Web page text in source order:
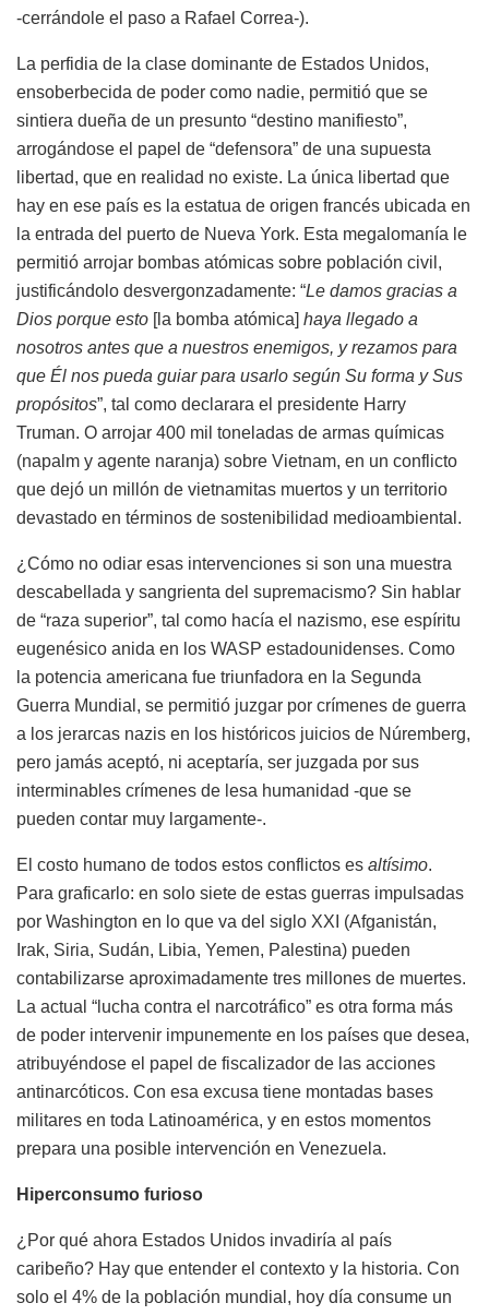
-cerrándole el paso a Rafael Correa-).
La perfidia de la clase dominante de Estados Unidos,
ensoberbecida de poder como nadie, permitió que se
sintiera dueña de un presunto “destino manifiesto”,
arrogándose el papel de “defensora” de una supuesta
libertad, que en realidad no existe. La única libertad que
hay en ese país es la estatua de origen francés ubicada en
la entrada del puerto de Nueva York. Esta megalomanía le
permitió arrojar bombas atómicas sobre población civil,
justificándolo desvergonzadamente: “Le damos gracias a
Dios porque esto [la bomba atómica] haya llegado a
nosotros antes que a nuestros enemigos, y rezamos para
que Él nos pueda guiar para usarlo según Su forma y Sus
propósitos”, tal como declarara el presidente Harry
Truman. O arrojar 400 mil toneladas de armas químicas
(napalm y agente naranja) sobre Vietnam, en un conflicto
que dejó un millón de vietnamitas muertos y un territorio
devastado en términos de sostenibilidad medioambiental.
¿Cómo no odiar esas intervenciones si son una muestra
descabellada y sangrienta del supremacismo? Sin hablar
de “raza superior”, tal como hacía el nazismo, ese espíritu
eugenésico anida en los WASP estadounidenses. Como
la potencia americana fue triunfadora en la Segunda
Guerra Mundial, se permitió juzgar por crímenes de guerra
a los jerarcas nazis en los históricos juicios de Núremberg,
pero jamás aceptó, ni aceptaría, ser juzgada por sus
interminables crímenes de lesa humanidad -que se
pueden contar muy largamente-.
El costo humano de todos estos conflictos es altísimo.
Para graficarlo: en solo siete de estas guerras impulsadas
por Washington en lo que va del siglo XXI (Afganistán,
Irak, Siria, Sudán, Libia, Yemen, Palestina) pueden
contabilizarse aproximadamente tres millones de muertes.
La actual “lucha contra el narcotráfico” es otra forma más
de poder intervenir impunemente en los países que desea,
atribuyéndose el papel de fiscalizador de las acciones
antinarcóticos. Con esa excusa tiene montadas bases
militares en toda Latinoamérica, y en estos momentos
prepara una posible intervención en Venezuela.
Hiperconsumo furioso
¿Por qué ahora Estados Unidos invadiría al país
caribeño? Hay que entender el contexto y la historia. Con
solo el 4% de la población mundial, hoy día consume un